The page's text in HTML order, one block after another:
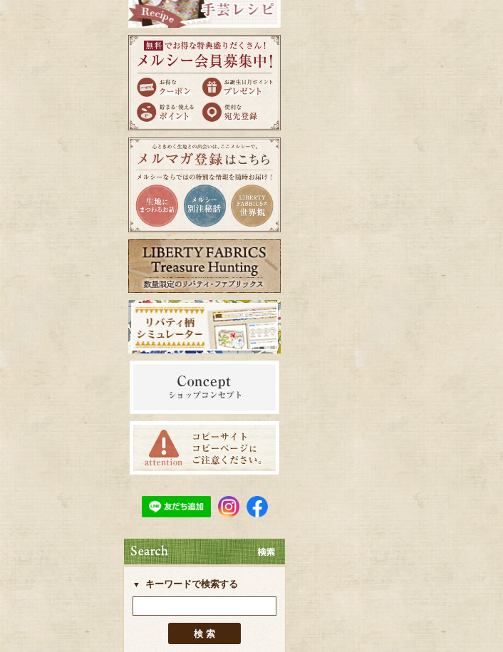
キーワードで検索する